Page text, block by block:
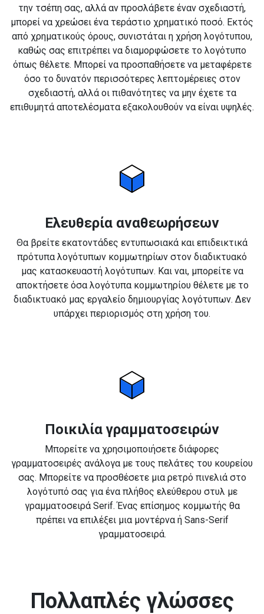
την τσέπη σας, αλλά αν προσλάβετε έναν σχεδιαστή,
μπορεί να χρεώσει ένα τεράστιο χρηματικό ποσό. Εκτός
από χρηματικούς όρους, συνιστάται η χρήση λογότυπου,
καθώς σας επιτρέπει να διαμορφώσετε το λογότυπο
όπως θέλετε. Μπορεί να προσπαθήσετε να μεταφέρετε
όσο το δυνατόν περισσότερες λεπτομέρειες στον
σχεδιαστή, αλλά οι πιθανότητες να μην έχετε τα
επιθυμητά αποτελέσματα εξακολουθούν να είναι υψηλές.
Ελευθερία αναθεωρήσεων
Θα βρείτε εκατοντάδες εντυπωσιακά και επιδεικτικά
πρότυπα λογότυπων κομμωτηρίων στον διαδικτυακό
μας κατασκευαστή λογότυπων. Και ναι, μπορείτε να
αποκτήσετε όσα λογότυπα κομμωτηρίου θέλετε με το
διαδικτυακό μας εργαλείο δημιουργίας λογότυπων. Δεν
υπάρχει περιορισμός στη χρήση του.
Ποικιλία γραμματοσειρών
Μπορείτε να χρησιμοποιήσετε διάφορες
γραμματοσειρές ανάλογα με τους πελάτες του κουρείου
σας. Μπορείτε να προσθέσετε μια ρετρό πινελιά στο
λογότυπό σας για ένα πλήθος ελεύθερου στυλ με
γραμματοσειρά Serif. Ένας επίσημος κομμωτής θα
πρέπει να επιλέξει μια μοντέρνα ή Sans-Serif
γραμματοσειρά.
Πολλαπλές γλώσσες